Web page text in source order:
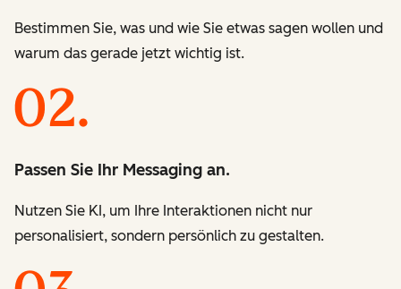
Bestimmen Sie, was und wie Sie etwas sagen wollen und
warum das gerade jetzt wichtig ist.
Passen Sie Ihr Messaging an.
Nutzen Sie KI, um Ihre Interaktionen nicht nur
personalisiert, sondern persönlich zu gestalten.